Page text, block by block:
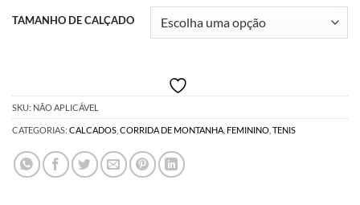
original atual
é:
TAMANHO DE CALÇADO
SKU: NÃO APLICÁVEL
CATEGORIAS: CALCADOS CORRIDA DE MONTANHA FEMININO TENIS